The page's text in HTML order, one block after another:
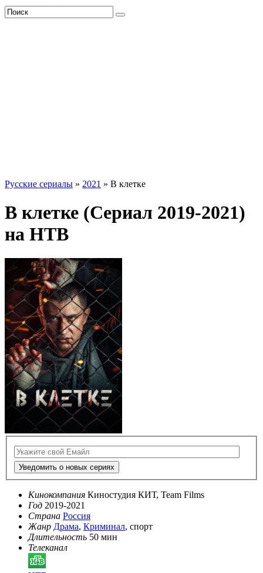
Русские сериалы » 2021 » В клетке
В клетке (Сериал 2019-2021)
на НТВ
Уведомить о новых сериях
Кинокомпания Киностудия КИТ, Team Films
Год 2019-2021
Страна Россия
Жанр Драма, Криминал, спорт
Длительность 50 мин
Телеканал